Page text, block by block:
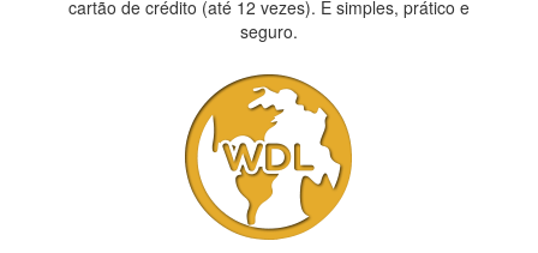
cartão de crédito (até 12 vezes). É simples, prático e
seguro.